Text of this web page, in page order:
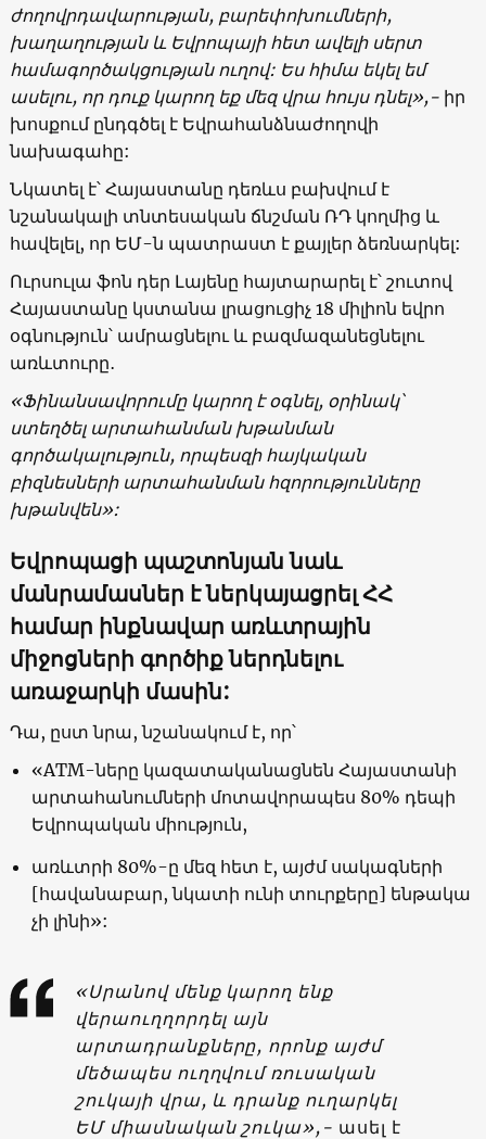
ժողովրդավարության, բարեփոխումների,
խաղաղության և Եվրոպայի հետ ավելի սերտ
համագործակցության ուղով: Ես հիմա եկել եմ
ասելու, որ դուք կարող եք մեզ վրա հույս դնել»,-իր
խոսքում ընդգծել է Եվրահանձնաժողովի
նախագահը:
Նկատել է՝ Հայաստանը դեռևս բախվում է
նշանակալի տնտեսական ճնշման ՌԴ կողմից և
հավելել, որ ԵՄ-ն պատրաստ է քայլեր ձեռնարկել:
Ուրսուլա ֆոն դեր Լայենը հայտարարել է՝ շուտով
Հայաստանը կստանա լրացուցիչ 18 միլիոն եվրո
օգնություն՝ ամրացնելու և բազմազանեցնելու
առևտուրը․
«Ֆինանսավորումը կարող է օգնել, օրինակ՝
ստեղծել արտահանման խթանման
գործակալություն, որպեսզի հայկական
բիզնեսների արտահանման հզորությունները
խթանվեն»:
Եվրոպացի պաշտոնյան նաև
մանրամասներ է ներկայացրել ՀՀ
համար ինքնավար առևտրային
միջոցների գործիք ներդնելու
առաջարկի մասին:
Դա, ըստ նրա, նշանակում է, որ՝
«ATM-ները կազատականացնեն Հայաստանի
արտահանումների մոտավորապես 80% դեպի
Եվրոպական միություն,
առևտրի 80%-ը մեզ հետ է, այժմ սակագների
[հավանաբար, նկատի ունի տուրքերը] ենթակա
չի լինի»:
«Սրանով մենք կարող ենք
վերաուղղորդել այն
արտադրանքները, որոնք այժմ
մեծապես ուղղվում ռուսական
շուկայի վրա, և դրանք ուղարկել
ԵՄ միասնական շուկա»,- ասել է